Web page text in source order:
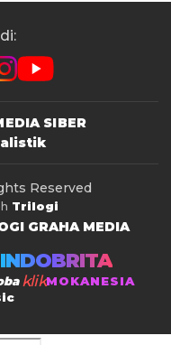
SIBER
Reserved
Trilogi
GRAHA MEDIA
INDOBRITA
klikMOKANESIA